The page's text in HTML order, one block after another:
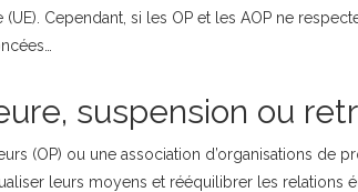
(UE). Cependant, si les OP et les AOP ne
suspension ou
(OP) ou une association d’organisations de
leurs moyens et rééquilibrer les relations